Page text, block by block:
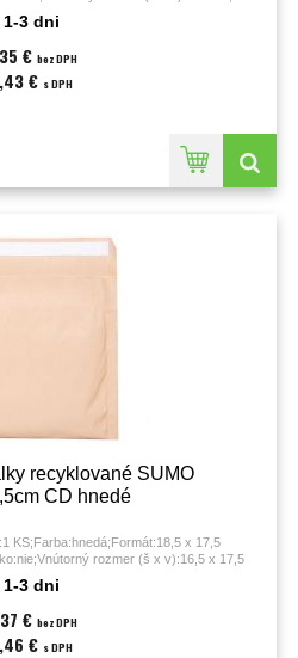
1-3 dni
€ bez DPH
€ s DPH
recyklované SUMO
CD hnedé
KS;Farba:hnedá;Formát:18,5 x 17,5
rozmer (š x v):16,5 x 17,5
1-3 dni
€ bez DPH
€ s DPH